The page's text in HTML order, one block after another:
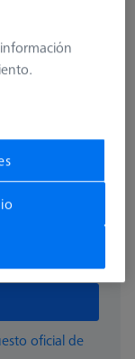
oficial de